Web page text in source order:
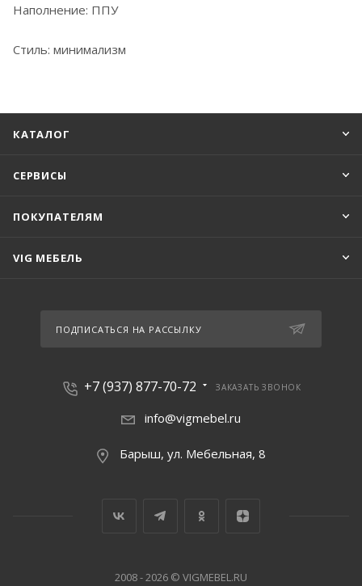
Наполнение: ППУ
Стиль: минимализм
КАТАЛОГ
СЕРВИСЫ
ПОКУПАТЕЛЯМ
VIG МЕБЕЛЬ
ПОДПИСАТЬСЯ НА РАССЫЛКУ
+7 (937) 877-70-72 ЗАКАЗАТЬ ЗВОНОК
info@vigmebel.ru
Барыш, ул. Мебельная, 8
2008 - 2026 © VIGMEBEL.RU